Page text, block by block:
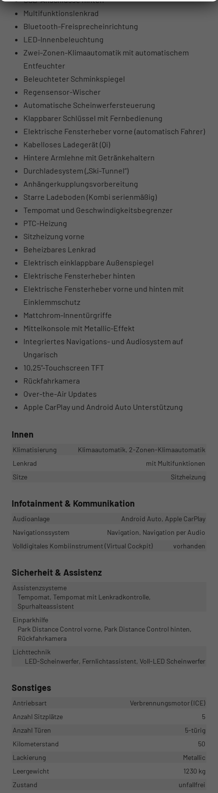
Multifunktionslenkrad
Bluetooth-Freisprecheinrichtung
LED-Innenbeleuchtung
Zwei-Zonen-Klimaautomatik mit automatischem
Entfeuchter
Beleuchteter Schminkspiegel
Regensensor-Wischer
Automatische Scheinwerfersteuerung
Klappbarer Schlüssel mit Fernbedienung
Elektrische Fensterheber vorne (automatisch Fahrer)
Kabelloses Ladegerät (Qi)
Hintere Armlehne mit Getränkehaltern
Durchladesystem („Ski-Tunnel“)
Anhängerkupplungsvorbereitung
Starre Ladeboden (Kombi serienmäßig)
Tempomat und Geschwindigkeitsbegrenzer
PTC-Heizung
Sitzheizung vorne
Beheizbares Lenkrad
Elektrisch einklappbare Außenspiegel
Elektrische Fensterheber hinten
Elektrische Fensterheber vorne und hinten mit
Einklemmschutz
Mattchrom-Innentürgriffe
Mittelkonsole mit Metallic-Effekt
Integriertes Navigations- und Audiosystem auf
Ungarisch
10,25“-Touchscreen TFT
Rückfahrkamera
Over-the-Air Updates
Apple CarPlay und Android Auto Unterstützung
Innen
Klimatisierung
Klimaautomatik, 2-Zonen-Klimaautomatik
Lenkrad
mit Multifunktionen
Sitze
Sitzheizung
Infotainment & Kommunikation
Audioanlage
Android Auto, Apple CarPlay
Navigationssystem
Navigation, Navigation per Audio
Volldigitales Kombiinstrument (Virtual Cockpit)
vorhanden
Sicherheit & Assistenz
Assistenzsysteme
Tempomat, Tempomat mit Lenkradkontrolle,
Spurhalteassistent
Einparkhilfe
Park Distance Control vorne, Park Distance Control hinten,
Rückfahrkamera
Lichttechnik
LED-Scheinwerfer, Fernlichtassistent, Voll-LED Scheinwerfer
Sonstiges
Antriebsart
Verbrennungsmotor (ICE)
Anzahl Sitzplätze
5
Anzahl Türen
5-türig
Kilometerstand
50
Lackierung
Metallic
Leergewicht
1230 kg
Zustand
unfallfrei